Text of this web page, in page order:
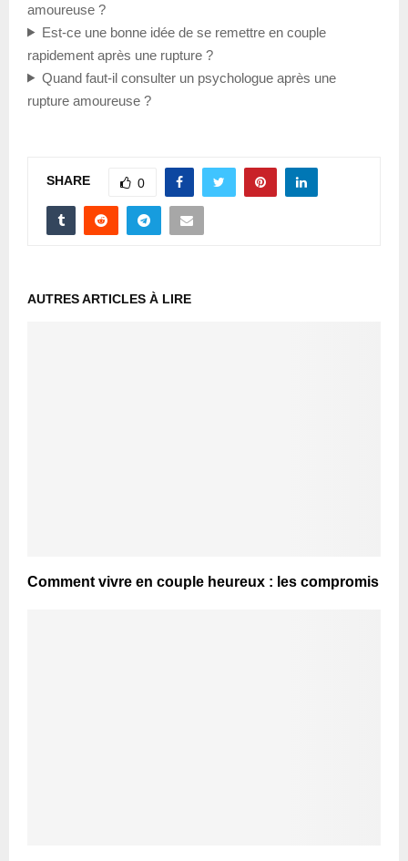
amoureuse ?
Est-ce une bonne idée de se remettre en couple
rapidement après une rupture ?
Quand faut-il consulter un psychologue après une
rupture amoureuse ?
SHARE 0
AUTRES ARTICLES À LIRE
Comment vivre en couple heureux : les compromis